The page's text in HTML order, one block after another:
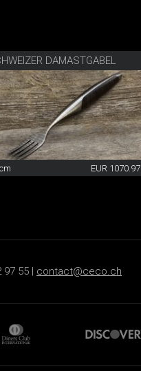
DAMASTGABEL
EUR 1070.97
55 | contact@ceco.ch